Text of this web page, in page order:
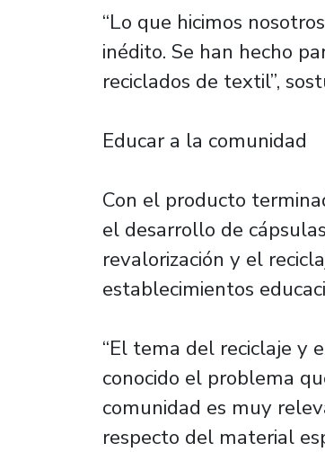
“Lo que hicimos
inédito. Se han hecho
reciclados de textil”,
Educar a la comunidad
Con el producto
el desarrollo de
revalorización y el
establecimientos
“El tema del reciclaje y
conocido el problema
comunidad es muy
respecto del material